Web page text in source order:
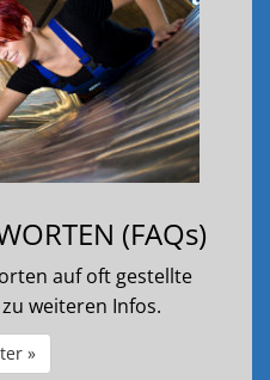
(FAQs)
auf oft gestellte
weiteren Infos.
»